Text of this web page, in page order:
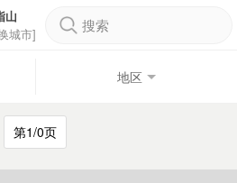
山
城市]
搜索
地区
第1/0页